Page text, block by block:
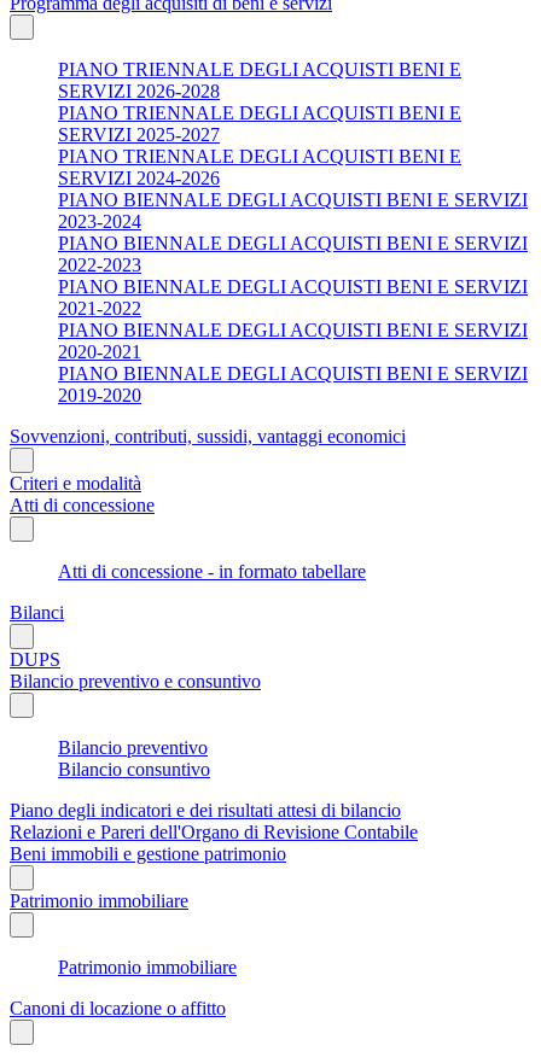
PIANO TRIENNALE DEGLI ACQUISTI BENI E
SERVIZI 2026-2028
PIANO TRIENNALE DEGLI ACQUISTI BENI E
SERVIZI 2025-2027
PIANO TRIENNALE DEGLI ACQUISTI BENI E
SERVIZI 2024-2026
PIANO BIENNALE DEGLI ACQUISTI BENI E SERVIZI
2023-2024
PIANO BIENNALE DEGLI ACQUISTI BENI E SERVIZI
2022-2023
PIANO BIENNALE DEGLI ACQUISTI BENI E SERVIZI
2021-2022
PIANO BIENNALE DEGLI ACQUISTI BENI E SERVIZI
2020-2021
PIANO BIENNALE DEGLI ACQUISTI BENI E SERVIZI
2019-2020
Sovvenzioni, contributi, sussidi, vantaggi economici
Criteri e modalità
Atti di concessione
Atti di concessione - in formato tabellare
Bilanci
DUPS
Bilancio preventivo e consuntivo
Bilancio preventivo
Bilancio consuntivo
Piano degli indicatori e dei risultati attesi di bilancio
Relazioni e Pareri dell'Organo di Revisione Contabile
Beni immobili e gestione patrimonio
Patrimonio immobiliare
Patrimonio immobiliare
Canoni di locazione o affitto